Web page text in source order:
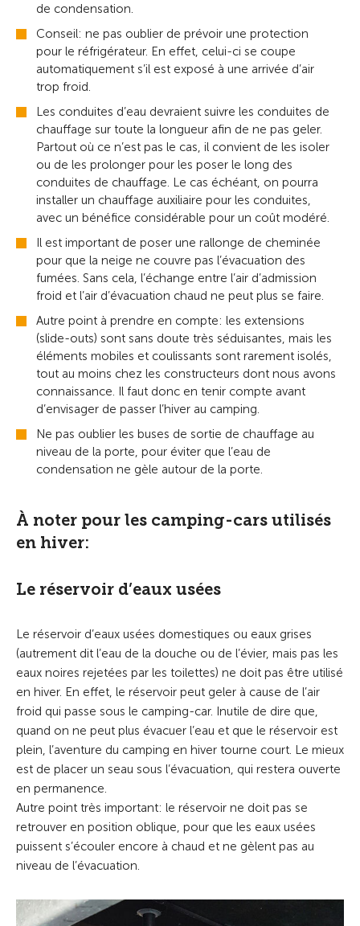
de condensation.
Conseil: ne pas oublier de prévoir une protection
pour le réfrigérateur. En effet, celui-ci se coupe
automatiquement s’il est exposé à une arrivée d’air
trop froid.
Les conduites d’eau devraient suivre les conduites de
chauffage sur toute la longueur afin de ne pas geler.
Partout où ce n’est pas le cas, il convient de les isoler
ou de les prolonger pour les poser le long des
conduites de chauffage. Le cas échéant, on pourra
installer un chauffage auxiliaire pour les conduites,
avec un bénéfice considérable pour un coût modéré.
Il est important de poser une rallonge de cheminée
pour que la neige ne couvre pas l’évacuation des
fumées. Sans cela, l’échange entre l’air d’admission
froid et l’air d’évacuation chaud ne peut plus se faire.
Autre point à prendre en compte: les extensions
(slide-outs) sont sans doute très séduisantes, mais les
éléments mobiles et coulissants sont rarement isolés,
tout au moins chez les constructeurs dont nous avons
connaissance. Il faut donc en tenir compte avant
d’envisager de passer l’hiver au camping.
Ne pas oublier les buses de sortie de chauffage au
niveau de la porte, pour éviter que l’eau de
condensation ne gèle autour de la porte.
À noter pour les camping-cars utilisés
en hiver:
Le réservoir d’eaux usées
Le réservoir d’eaux usées domestiques ou eaux grises
(autrement dit l’eau de la douche ou de l’évier, mais pas les
eaux noires rejetées par les toilettes) ne doit pas être utilisé
en hiver. En effet, le réservoir peut geler à cause de l’air
froid qui passe sous le camping-car. Inutile de dire que,
quand on ne peut plus évacuer l’eau et que le réservoir est
plein, l’aventure du camping en hiver tourne court. Le mieux
est de placer un seau sous l’évacuation, qui restera ouverte
en permanence.
Autre point très important: le réservoir ne doit pas se
retrouver en position oblique, pour que les eaux usées
puissent s’écouler encore à chaud et ne gèlent pas au
niveau de l’évacuation.